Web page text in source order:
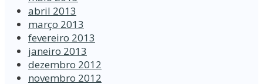
abril 2013
março 2013
fevereiro 2013
janeiro 2013
dezembro 2012
novembro 2012